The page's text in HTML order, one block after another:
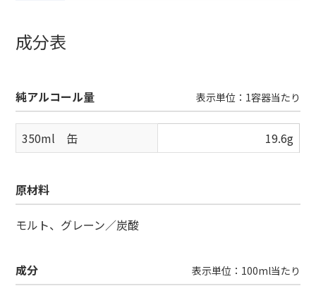
成分表
純アルコール量 表示単位：1容器当たり
350ml 缶 19.6g
原材料
モルト、グレーン／炭酸
成分 表示単位：100ml当たり